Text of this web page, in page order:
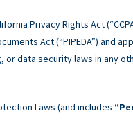
Privacy Rights Act
Act (“PIPEDA”) and
data security laws in any
Laws (and includes